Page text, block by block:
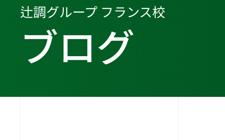
辻調グループ フランス校
ブログ